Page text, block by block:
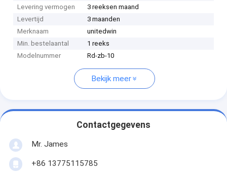
Levering vermogen
3 reeksen maand
Levertijd
3 maanden
Merknaam
unitedwin
Min. bestelaantal
1 reeks
Modelnummer
Rd-zb-10
Bekijk meer
Contactgegevens
Mr. James
+86 13775115785